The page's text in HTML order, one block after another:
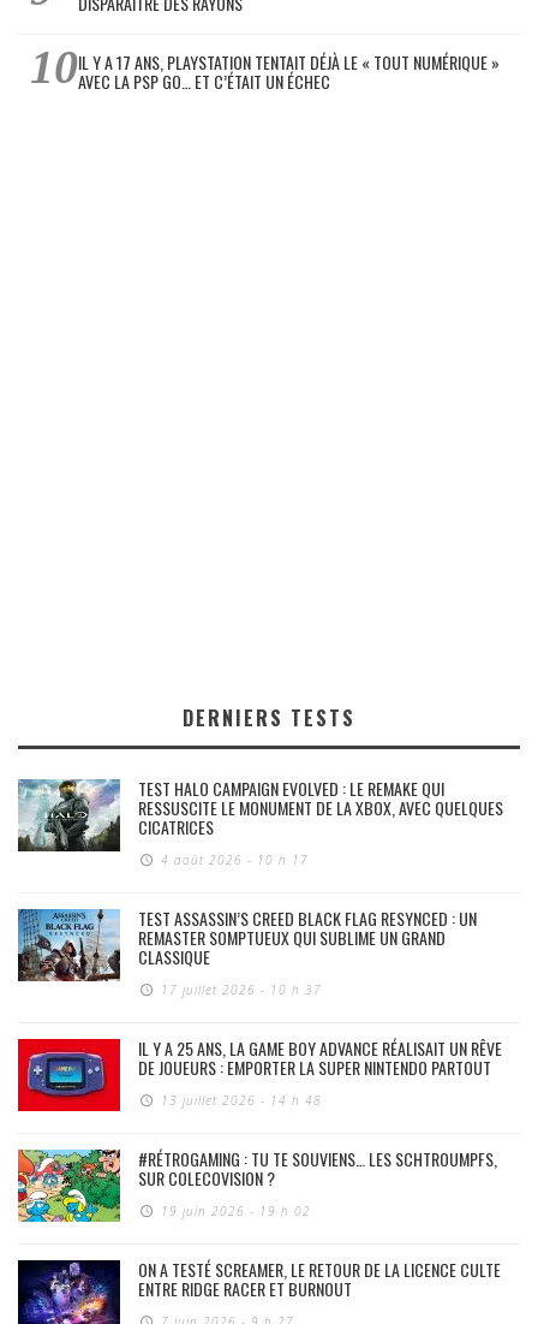
IL Y A 17 ANS, PLAYSTATION TENTAIT DÉJÀ LE « TOUT NUMÉRIQUE »
AVEC LA PSP GO… ET C’ÉTAIT UN ÉCHEC
DERNIERS TESTS
TEST HALO CAMPAIGN EVOLVED : LE REMAKE QUI
RESSUSCITE LE MONUMENT DE LA XBOX, AVEC QUELQUES
CICATRICES
4 août 2026 - 10 h 17
TEST ASSASSIN’S CREED BLACK FLAG RESYNCED : UN
REMASTER SOMPTUEUX QUI SUBLIME UN GRAND
CLASSIQUE
17 juillet 2026 - 10 h 37
IL Y A 25 ANS, LA GAME BOY ADVANCE RÉALISAIT UN RÊVE
DE JOUEURS : EMPORTER LA SUPER NINTENDO PARTOUT
13 juillet 2026 - 14 h 48
#RÉTROGAMING : TU TE SOUVIENS… LES SCHTROUMPFS,
SUR COLECOVISION ?
19 juin 2026 - 19 h 02
ON A TESTÉ SCREAMER, LE RETOUR DE LA LICENCE CULTE
ENTRE RIDGE RACER ET BURNOUT